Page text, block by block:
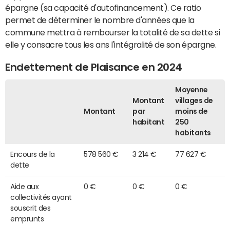
épargne (sa capacité d'autofinancement). Ce ratio
permet de déterminer le nombre d'années que la
commune mettra à rembourser la totalité de sa dette si
elle y consacre tous les ans l'intégralité de son épargne.
Endettement de Plaisance en 2024
Montant
Montant
par
habitant
Moyenne
villages de
moins de
250
habitants
Encours de la
dette
578 560 € 3 214 € 77 627 €
Aide aux
collectivités ayant
souscrit des
emprunts
0 € 0 € 0 €